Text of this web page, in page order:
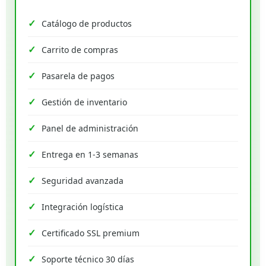
Catálogo de productos
Carrito de compras
Pasarela de pagos
Gestión de inventario
Panel de administración
Entrega en 1-3 semanas
Seguridad avanzada
Integración logística
Certificado SSL premium
Soporte técnico 30 días